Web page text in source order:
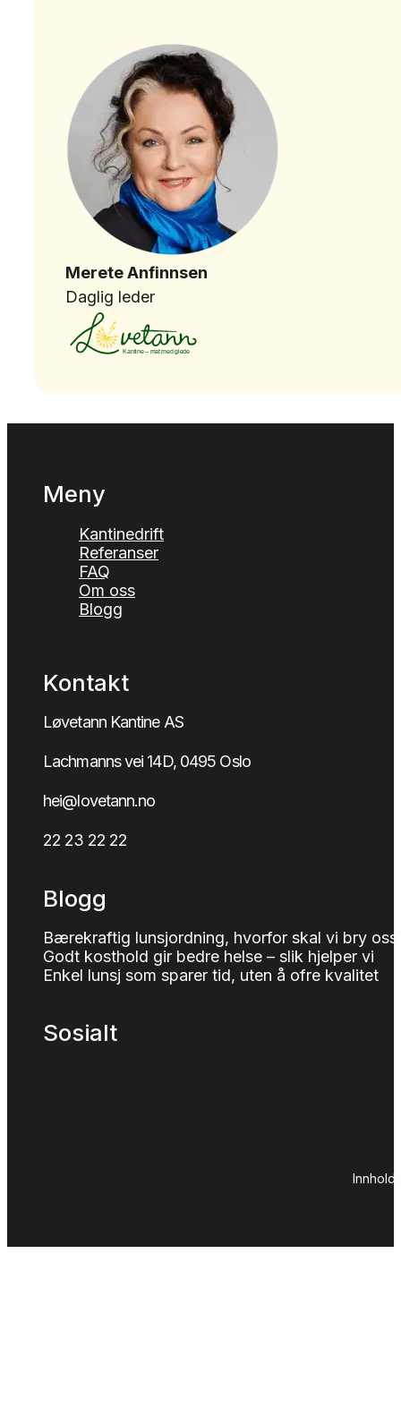
Merete Anfinnsen
Daglig leder
Kantine – mat med glede
Meny
Kantinedrift
Referanser
FAQ
Om oss
Blogg
Kontakt
Løvetann Kantine AS
Lachmanns vei 14D, 0495 Oslo
hei@lovetann.no
22 23 22 22
Blogg
Bærekraftig lunsjordning, hvorfor skal vi bry
Godt kosthold gir bedre helse – slik hjelper vi
Enkel lunsj som sparer tid, uten å ofre kvalitet
Sosialt